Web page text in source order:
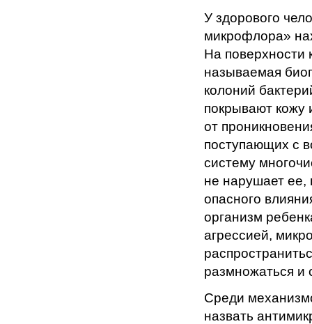
У здорового
микрофлора»
На поверхности
называемая
колоний
покрывают кожу
от
поступающих с
систему
не нарушает ее,
опасного
организм
агрессией,
размножаться и
Среди
назвать